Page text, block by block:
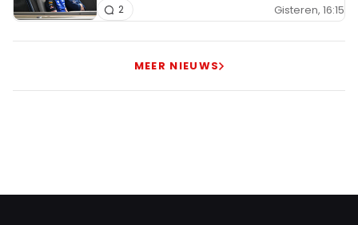
Gisteren, 16:15
2
MEER NIEUWS